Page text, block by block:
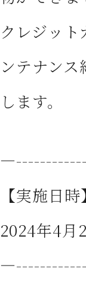
クレジッ
ンテナン
します。
【実施日時】
2024年4月